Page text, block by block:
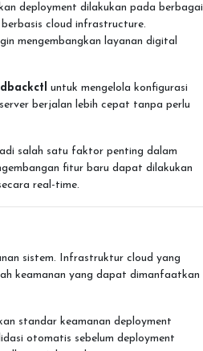
deployment dilakukan pada berbagai
cloud infrastructure.
mengembangkan layanan digital
untuk mengelola konfigurasi
berjalan lebih cepat tanpa perlu
salah satu faktor penting dalam
fitur baru dapat dilakukan
real-time.
sistem. Infrastruktur cloud yang
keamanan yang dapat dimanfaatkan
standar keamanan deployment
otomatis sebelum deployment